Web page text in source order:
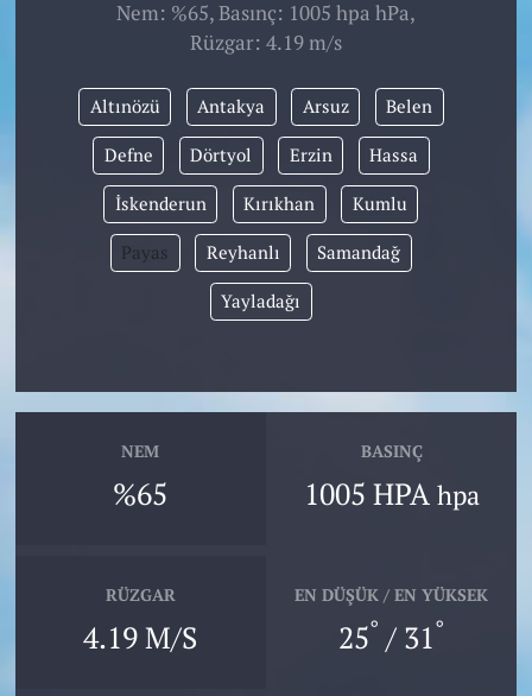
Nem: %65, Basınç: 1005 hpa hPa,
Rüzgar: 4.19 m/s
Altınözü Antakya Arsuz Belen
Defne Dörtyol Erzin Hassa
İskenderun Kırıkhan Kumlu
Payas Reyhanlı Samandağ
Yayladağı
NEM
%65
BASINÇ
1005 HPA hpa
RÜZGAR
4.19 M/S
EN DÜŞÜK / EN YÜKSEK
25° / 31°